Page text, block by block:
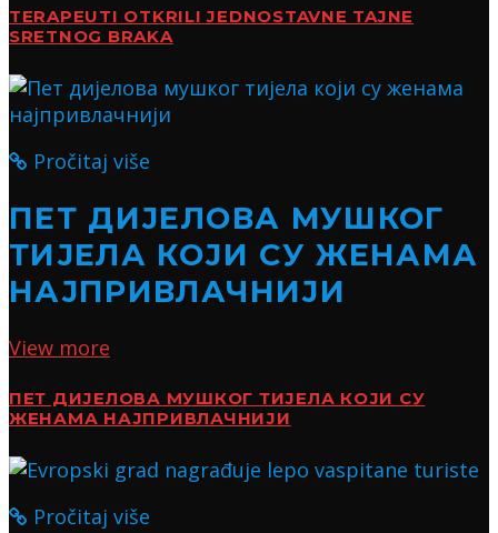
TERAPEUTI OTKRILI JEDNOSTAVNE TAJNE
SRETNOG BRAKA
Pročitaj više
ПЕТ ДИЈЕЛОВА МУШКОГ
ТИЈЕЛА КОЈИ СУ ЖЕНАМА
НАЈПРИВЛАЧНИЈИ
View more
ПЕТ ДИЈЕЛОВА МУШКОГ ТИЈЕЛА КОЈИ СУ
ЖЕНАМА НАЈПРИВЛАЧНИЈИ
Pročitaj više